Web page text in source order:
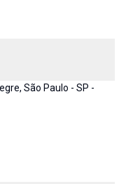
São Paulo - SP -